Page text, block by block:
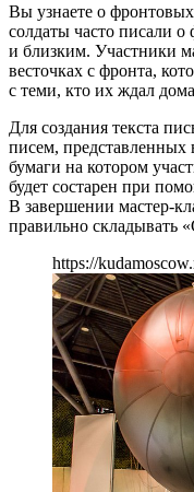
Вы узнаете о
солдаты часто писали
и близким. Участники
весточках с фронта,
с теми, кто их ждал
Для создания текста
писем, представленных
бумаги на котором
будет состарен при
В завершении мастер-
правильно складывать
https://